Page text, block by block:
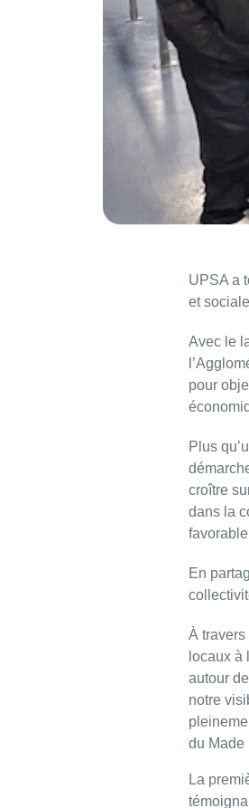
UPSA a
et
Avec le
pour
Plus
croître
dans la
En
À
locaux à
autour
notre
du Made
La